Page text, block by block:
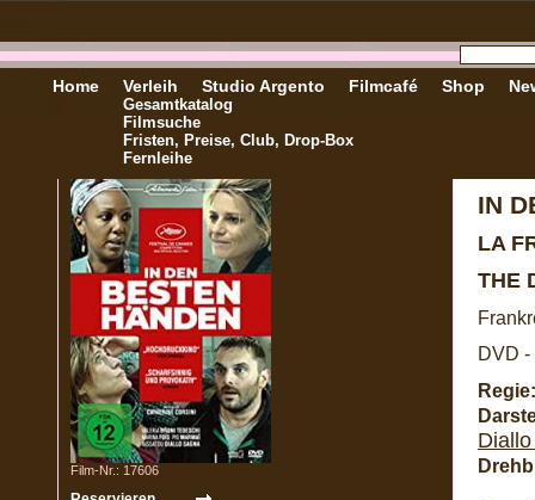
Home Verleih
Gesamtkatalog
Filmsuche
Fristen, Preise, Club, Drop-Box
Fernleihe
Studio Argento Filmcafé Shop
Film-Nr.: 17606
IN
LA
THE
DVD -
Regie: